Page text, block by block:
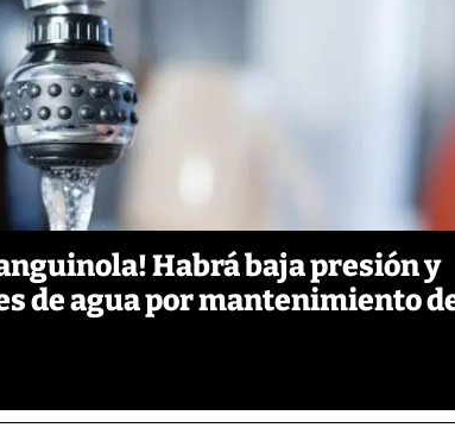
Habrá baja presión y
de agua por mantenimiento